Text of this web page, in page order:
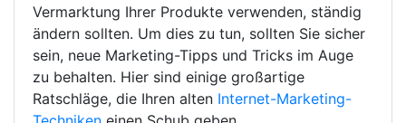
Vermarktung Ihrer Produkte verwenden, ständig
ändern sollten. Um dies zu tun, sollten Sie sicher
sein, neue Marketing-Tipps und Tricks im Auge
zu behalten. Hier sind einige großartige
Ratschläge, die Ihren alten Internet-Marketing-